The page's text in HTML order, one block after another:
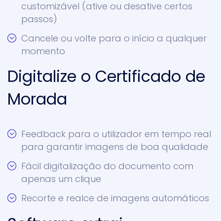
customizável (ative ou desative certos
passos)
Cancele ou volte para o início a qualquer
momento
Digitalize o Certificado de
Morada
Feedback para o utilizador em tempo real
para garantir imagens de boa qualidade
Fácil digitalização do documento com
apenas um clique
Recorte e realce de imagens automáticos